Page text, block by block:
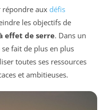
aux défis
les objectifs de
effet de serre. Dans un
fait de plus en plus
toutes ses ressources
et ambitieuses.